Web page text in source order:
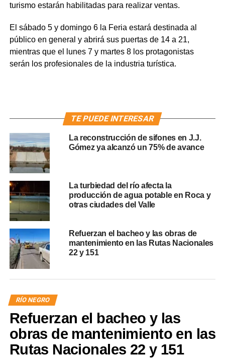
turismo estarán habilitadas para realizar ventas.
El sábado 5 y domingo 6 la Feria estará destinada al
público en general y abrirá sus puertas de 14 a 21,
mientras que el lunes 7 y martes 8 los protagonistas
serán los profesionales de la industria turística.
TE PUEDE INTERESAR
La reconstrucción de sifones en J.J.
Gómez ya alcanzó un 75% de avance
La turbiedad del río afecta la
producción de agua potable en Roca y
otras ciudades del Valle
Refuerzan el bacheo y las obras de
mantenimiento en las Rutas Nacionales
22 y 151
RÍO NEGRO
Refuerzan el bacheo y las
obras de mantenimiento en las
Rutas Nacionales 22 y 151